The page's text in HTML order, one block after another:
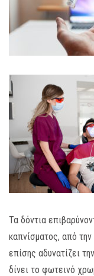
Τα δόντια
καπνίσματος, από
επίσης αδυνατίζει
δίνει το φωτεινό